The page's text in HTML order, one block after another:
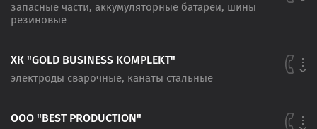
запасные части, аккумуляторные батареи, шины
резиновые
ХК "GOLD BUSINESS KOMPLEKT"
электроды сварочные, канаты стальные
ООО "BEST PRODUCTION"